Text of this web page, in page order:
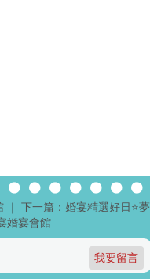
｜ 下一篇：婚宴精選好日⭐️夢
婚宴會館